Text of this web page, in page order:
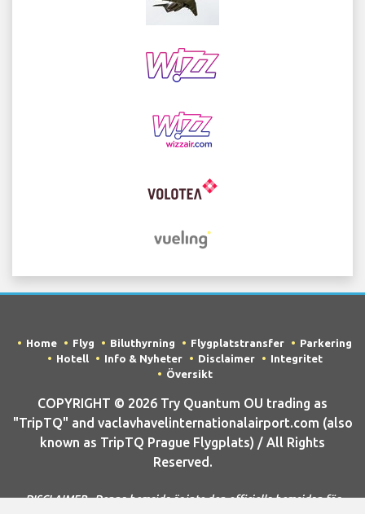
Home Flyg Biluthyrning Flygplatstransfer
Parkering
Hotell
Info & Nyheter Disclaimer
Integritet
Översikt
COPYRIGHT © 2026 Try Quantum OU trading as
"TripTQ" and vaclavhavelinternationalairport.com (also
known as TripTQ Prague Flygplats) / All Rights
Reserved.
DISCLAIMER - Denna hemsida är inte den officiella hemsidan för